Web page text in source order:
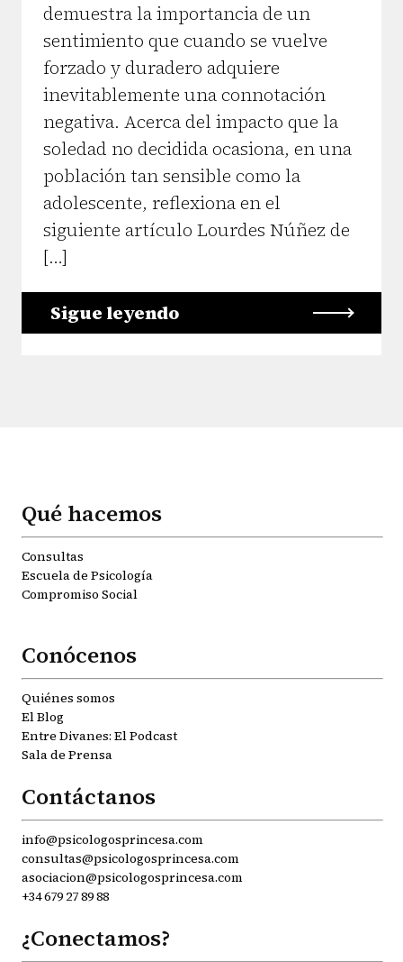
demuestra la importancia de un
sentimiento que cuando se vuelve
forzado y duradero adquiere
inevitablemente una connotación
negativa. Acerca del impacto que la
soledad no decidida ocasiona, en una
población tan sensible como la
adolescente, reflexiona en el
siguiente artículo Lourdes Núñez de
[…]
Sigue leyendo
Qué hacemos
Consultas
Escuela de Psicología
Compromiso Social
Conócenos
Quiénes somos
El Blog
Entre Divanes: El Podcast
Sala de Prensa
Contáctanos
info@psicologosprincesa.com
consultas@psicologosprincesa.com
asociacion@psicologosprincesa.com
+34 679 27 89 88
¿Conectamos?